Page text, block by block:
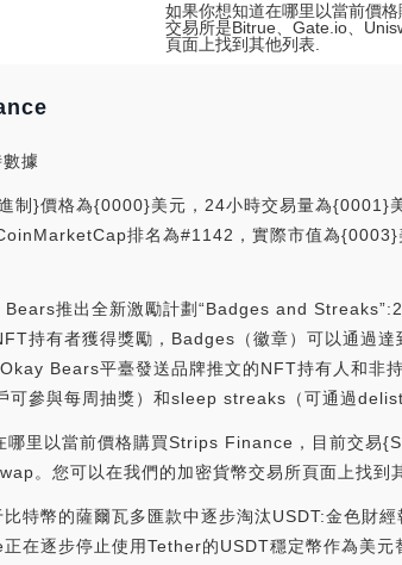
如果你想知道在哪里以當前價
交易所是Bitrue、Gate.io、
頁面上找到其他列表.
據
制}價格為{0000}美元，24小時交易量為{0001}
排名為#1142，實際市值為
推出全新激勵計劃“Badges and
持有者獲得獎勵，Badges（徽章）可以通過
Bears平臺發送品牌推文的NFT持有人和非
可參與每周抽獎）和sleep streaks（可通過
哪里以當前價格購買Strips Finance，目前交易
。您可以在我們的加密貨幣交易所頁面上找到
特幣的薩爾瓦多匯款中逐步淘汰USDT:金色財
在逐步停止使用Tether的USDT穩定幣作為美